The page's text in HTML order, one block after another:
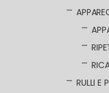
RULLI E